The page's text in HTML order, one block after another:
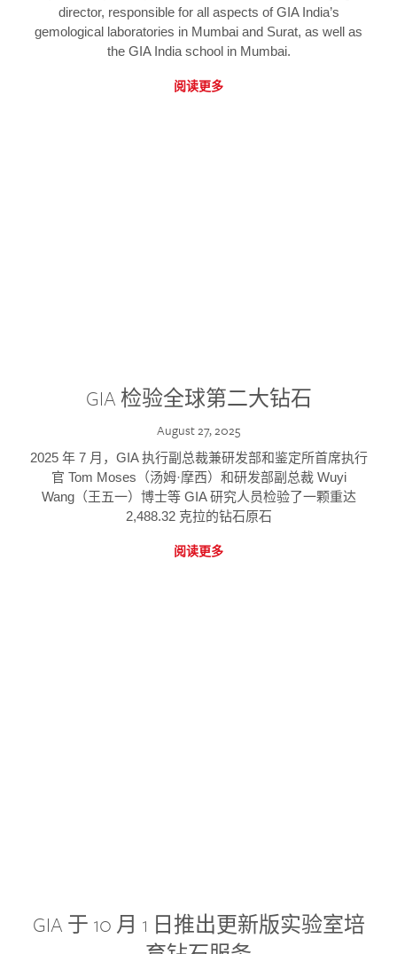
director, responsible for all aspects of GIA India’s
gemological laboratories in Mumbai and Surat, as well as
the GIA India school in Mumbai.
阅读更多
GIA 检验全球第二大钻石
August 27, 2025
2025 年 7 月，GIA 执行副总裁兼研发部和鉴定所首席执行
官 Tom Moses（汤姆·摩西）和研发部副总裁 Wuyi
Wang（王五一）博士等 GIA 研究人员检验了一颗重达
2,488.32 克拉的钻石原石
阅读更多
GIA 于 10 月 1 日推出更新版实验室培